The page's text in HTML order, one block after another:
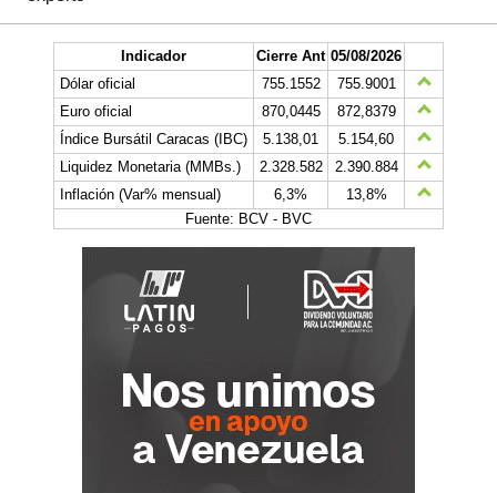
Indicador Cierre Ant 05/08/2026
Dólar oficial
755.1552
755.9001
Euro oficial
870,0445
872,8379
Índice Bursátil Caracas (IBC)
5.138,01
5.154,60
Liquidez Monetaria (MMBs.)
2.328.582
2.390.884
Inflación (Var% mensual)
6,3%
13,8%
Fuente: BCV - BVC